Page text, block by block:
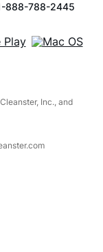
888-788-2445
Inc., and